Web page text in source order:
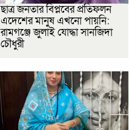
ছাত্র জনতার বিপ্লবের প্রতিফলন
এদেশের মানুষ এখনো পায়নি:
রামগঞ্জে জুলাই যোদ্ধা সানজিদা
চৌধুরী